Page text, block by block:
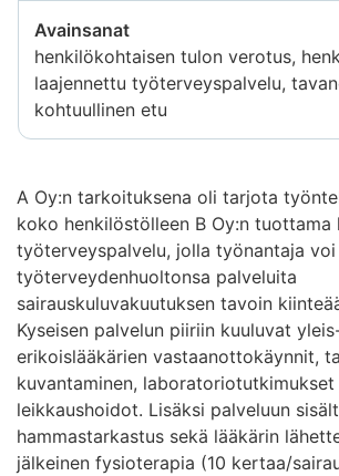
Avainsanat
henkilökohtaisen tulon verotus,
laajennettu työterveyspalvelu,
kohtuullinen etu
A Oy:n tarkoituksena oli tarjota
koko henkilöstölleen B Oy:n tuottama
työterveyspalvelu, jolla työnantaja
työterveydenhuoltonsa palveluita
sairauskuluvakuutuksen tavoin
Kyseisen palvelun piiriin kuuluvat
erikoislääkärien vastaanottokäynnit,
kuvantaminen, laboratoriotutkimukset
leikkaushoidot. Lisäksi palveluun
hammastarkastus sekä lääkärin
jälkeinen fysioterapia (10 kertaa/